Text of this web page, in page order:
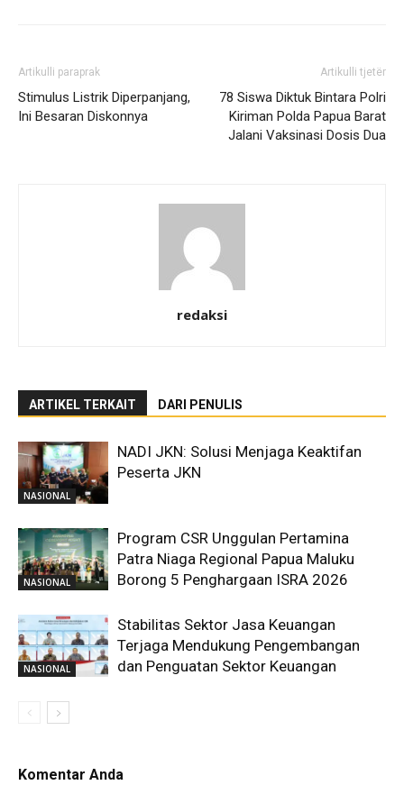
Artikulli paraprak
Stimulus Listrik Diperpanjang,
Ini Besaran Diskonnya
Artikulli tjetër
78 Siswa Diktuk Bintara Polri
Kiriman Polda Papua Barat
Jalani Vaksinasi Dosis Dua
redaksi
ARTIKEL TERKAIT DARI PENULIS
NASIONAL
NADI JKN: Solusi Menjaga Keaktifan
Peserta JKN
NASIONAL
Program CSR Unggulan Pertamina
Patra Niaga Regional Papua Maluku
Borong 5 Penghargaan ISRA 2026
NASIONAL
Stabilitas Sektor Jasa Keuangan
Terjaga Mendukung Pengembangan
dan Penguatan Sektor Keuangan
Komentar Anda